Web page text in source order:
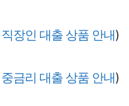
장인 대출 상품 안내)
금리 대출 상품 안내)